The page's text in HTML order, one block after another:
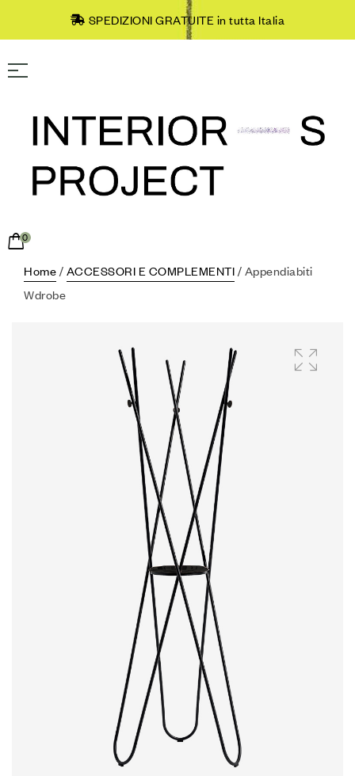
SPEDIZIONI GRATUITE in tutta Italia
0
Home / ACCESSORI E COMPLEMENTI / Appendiabiti
Wdrobe